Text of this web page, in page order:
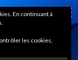
En continuant à
les cookies,